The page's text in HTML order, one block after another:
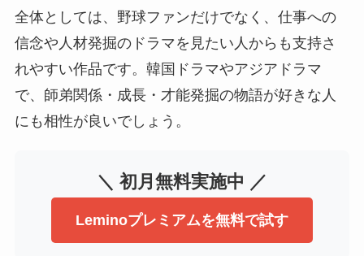
全体としては、野球ファンだけでなく、仕事への
信念や人材発掘のドラマを見たい人からも支持さ
れやすい作品です。韓国ドラマやアジアドラマ
で、師弟関係・成長・才能発掘の物語が好きな人
にも相性が良いでしょう。
＼ 初月無料実施中 ／
Leminoプレミアムを無料で試す